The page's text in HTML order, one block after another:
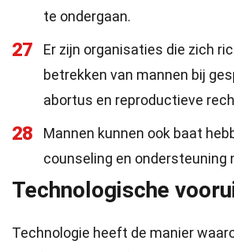
te ondergaan.
27
Er zijn organisaties die zich
betrekken van mannen bij
abortus en reproductieve
28
Mannen kunnen ook baat
counseling en ondersteuning
Technologische
Technologie heeft de manier